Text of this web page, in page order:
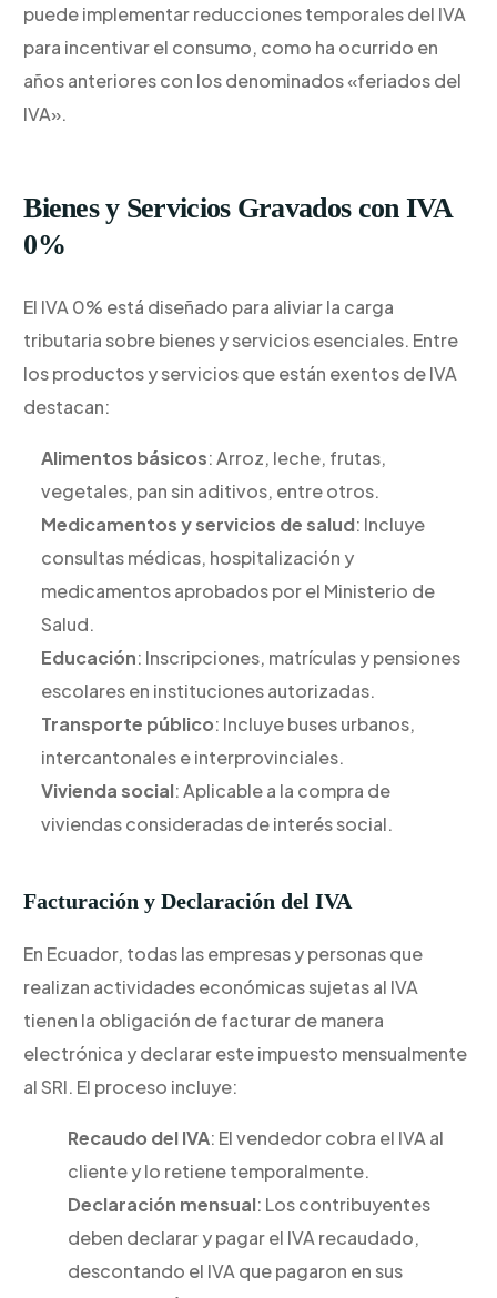
puede implementar reducciones temporales del IVA
para incentivar el consumo, como ha ocurrido en
años anteriores con los denominados «feriados del
IVA».
Bienes y Servicios Gravados con IVA
0%
El IVA 0% está diseñado para aliviar la carga
tributaria sobre bienes y servicios esenciales. Entre
los productos y servicios que están exentos de IVA
destacan:
Alimentos básicos: Arroz, leche, frutas,
vegetales, pan sin aditivos, entre otros.
Medicamentos y servicios de salud: Incluye
consultas médicas, hospitalización y
medicamentos aprobados por el Ministerio de
Salud.
Educación: Inscripciones, matrículas y pensiones
escolares en instituciones autorizadas.
Transporte público: Incluye buses urbanos,
intercantonales e interprovinciales.
Vivienda social: Aplicable a la compra de
viviendas consideradas de interés social.
Facturación y Declaración del IVA
En Ecuador, todas las empresas y personas que
realizan actividades económicas sujetas al IVA
tienen la obligación de facturar de manera
electrónica y declarar este impuesto mensualmente
al SRI. El proceso incluye:
Recaudo del IVA: El vendedor cobra el IVA al
cliente y lo retiene temporalmente.
Declaración mensual: Los contribuyentes
deben declarar y pagar el IVA recaudado,
descontando el IVA que pagaron en sus